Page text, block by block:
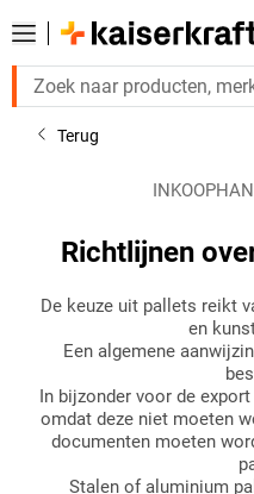
Terug
Richtlijnen
De keuze uit pallets reikt
en
Een algemene
In bijzonder voor de
omdat deze niet moeten
documenten moeten
Stalen of aluminium